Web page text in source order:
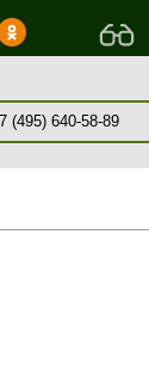
(495) 640-58-89